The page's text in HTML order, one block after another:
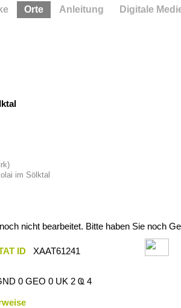
im Sölktal
nicht bearbeitet. Bitte haben Sie noch
ID
XAAT61241
0 GEO 0 UK 2 Ҩ 4
Orte Anleitung Digitale